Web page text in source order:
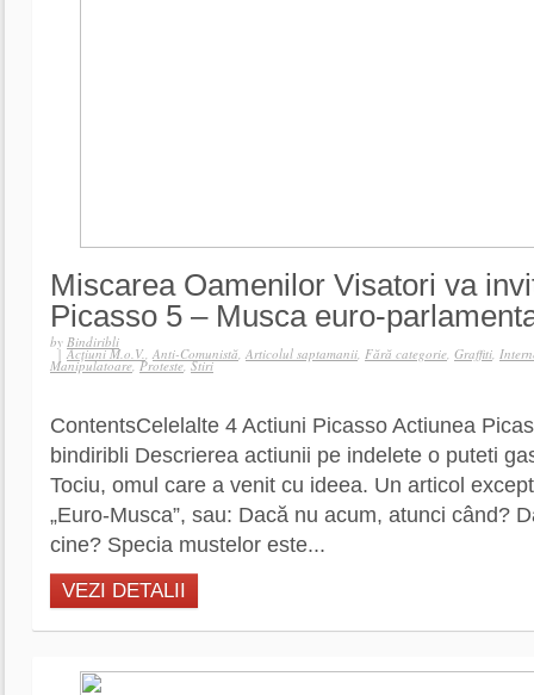
Miscarea Oamenilor Visatori va
Picasso 5 – Musca euro-
by Bindiribli
| Acţiuni M.o.V., Anti-Comunistă, Articolul saptamanii, Fără categorie, Graffiti,
Manipulatoare,Proteste,Stiri
ContentsCelelalte 4 Actiuni Picasso Actiunea
bindiribli Descrierea actiunii pe indelete o puteti
Tociu, omul care a venit cu ideea. Un articol
„Euro-Musca”, sau: Dacă nu acum, atunci când?
cine? Specia mustelor este...
VEZI DETALII